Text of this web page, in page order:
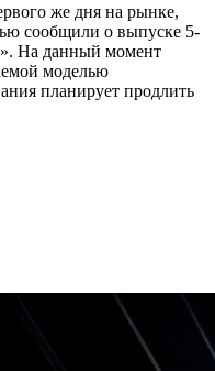
же дня на рынке,
сообщили о выпуске 5-
На данный момент
моделью
планирует продлить